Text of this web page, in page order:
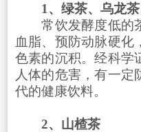
1、绿茶、乌龙
常饮发酵度低的茶
血脂、预防动脉硬化
色素的沉积。经科学
人体的危害，有一定
代的健康饮料。
2、山楂茶